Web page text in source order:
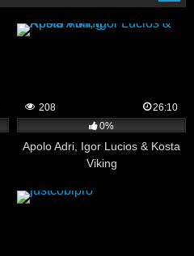
208
26:10
0%
Apolo Adri, Igor Lucios & Kosta
Viking